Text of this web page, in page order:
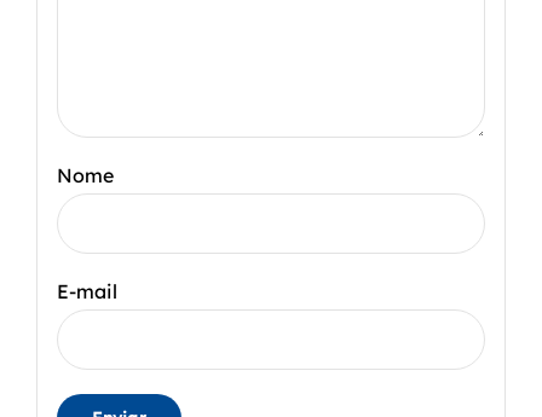
Nome
E-mail